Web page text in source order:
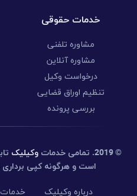
خدمات حقوقی
مشاوره تلفنی
مشاوره آنلاین
درخواست وکیل
تنظیم اوراق قضایی
بررسی پرونده
© 2019. تمامی خدماتوکیلیک
است و هرگونه کپی برداری
درباره وکیلیک